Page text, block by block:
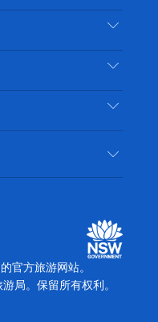
官方旅游网站。
局。保留所有权利。